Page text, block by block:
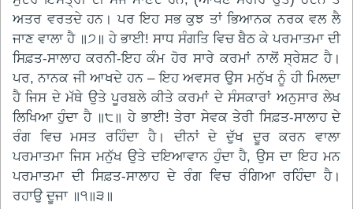
ਅਤਰ ਵਰਤਦੇ ਹਨ। ਪਰ ਇਹ ਸਭ ਕੁਝ ਤਾਂ ਭਿਆਨਕ ਨਰਕ ਵਲ ਲੈ
ਜਾਣ ਵਾਲਾ ਹੈ ॥੭॥ ਹੇ ਭਾਈ! ਸਾਧ ਸੰਗਤਿ ਵਿਚ ਬੈਠ ਕੇ ਪਰਮਾਤਮਾ ਦੀ
ਸਿਫ਼ਤ-ਸਾਲਾਹ ਕਰਨੀ-ਇਹ ਕੰਮ ਹੋਰ ਸਾਰੇ ਕਰਮਾਂ ਨਾਲੋਂ ਸ੍ਰੇਸ਼ਟ ਹੈ।
ਪਰ, ਨਾਨਕ ਜੀ ਆਖਦੇ ਹਨ – ਇਹ ਅਵਸਰ ਉਸ ਮਨੁੱਖ ਨੂੰ ਹੀ ਮਿਲਦਾ
ਹੈ ਜਿਸ ਦੇ ਮੱਥੇ ਉਤੇ ਪੂਰਬਲੇ ਕੀਤੇ ਕਰਮਾਂ ਦੇ ਸੰਸਕਾਰਾਂ ਅਨੁਸਾਰ ਲੇਖ
ਲਿਖਿਆ ਹੁੰਦਾ ਹੈ ॥੮॥ ਹੇ ਭਾਈ! ਤੇਰਾ ਸੇਵਕ ਤੇਰੀ ਸਿਫ਼ਤ-ਸਾਲਾਹ ਦੇ
ਰੰਗ ਵਿਚ ਮਸਤ ਰਹਿੰਦਾ ਹੈ। ਦੀਨਾਂ ਦੇ ਦੁੱਖ ਦੂਰ ਕਰਨ ਵਾਲਾ
ਪਰਮਾਤਮਾ ਜਿਸ ਮਨੁੱਖ ਉਤੇ ਦਇਆਵਾਨ ਹੁੰਦਾ ਹੈ, ਉਸ ਦਾ ਇਹ ਮਨ
ਪਰਮਾਤਮਾ ਦੀ ਸਿਫ਼ਤ-ਸਾਲਾਹ ਦੇ ਰੰਗ ਵਿਚ ਰੰਗਿਆ ਰਹਿੰਦਾ ਹੈ।
ਰਹਾਉ ਦੂਜਾ ॥੧॥੩॥